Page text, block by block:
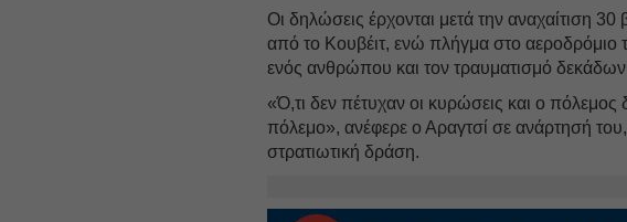
Οι δηλώσεις έρχονται μετά την αναχαίτιση
από το Κουβέιτ, ενώ πλήγμα στο αεροδρόμιο
ενός ανθρώπου και τον τραυματισμό
«Ό,τι δεν πέτυχαν οι κυρώσεις και ο πόλεμος
πόλεμο», ανέφερε ο Αραγτσί σε ανάρτησή
στρατιωτική δράση.